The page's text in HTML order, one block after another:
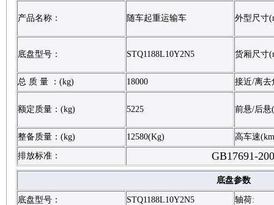
产品名称： 随车起重运输车 外型尺寸
底盘型号： STQ1188L10Y2N5 货厢尺寸
总 质 量 ：(kg) 18000 接近/离去
额定质量：(kg) 5225 前悬/后悬
整备质量：(kg) 12580(Kg) 高车速
排放标准： GB17691-
底盘参数
底盘型号： STQ1188L10Y2N5 轴荷: